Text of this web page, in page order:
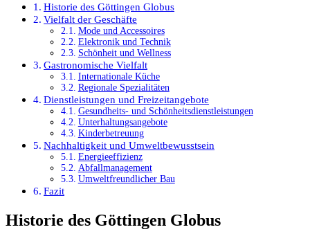
Historie des Göttingen Globus
Vielfalt der Geschäfte
Mode und Accessoires
Elektronik und Technik
Schönheit und Wellness
Gastronomische Vielfalt
Internationale Küche
Regionale Spezialitäten
Dienstleistungen und Freizeitangebote
Gesundheits- und Schönheitsdienstleistungen
Unterhaltungsangebote
Kinderbetreuung
Nachhaltigkeit und Umweltbewusstsein
Energieeffizienz
Abfallmanagement
Umweltfreundlicher Bau
Fazit
Historie des Göttingen Globus